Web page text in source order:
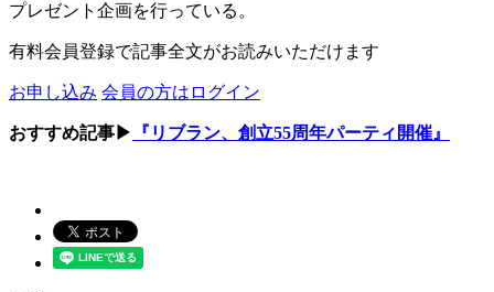
プレゼント企画を行っている。
有料会員登録で記事全文がお読みいただけます
お申し込み 会員の方はログイン
おすすめ記事▶ 『リブラン、創立55周年パーティ開催』